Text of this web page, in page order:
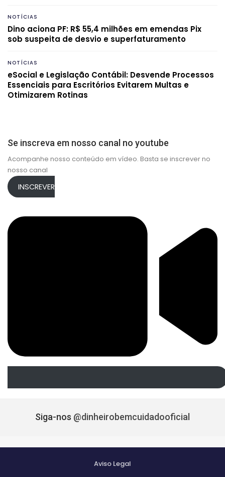
NOTÍCIAS
Dino aciona PF: R$ 55,4 milhões em emendas Pix
sob suspeita de desvio e superfaturamento
NOTÍCIAS
eSocial e Legislação Contábil: Desvende Processos
Essenciais para Escritórios Evitarem Multas e
Otimizarem Rotinas
Se inscreva em nosso canal no youtube
Acompanhe nosso conteúdo em vídeo. Basta se inscrever no
nosso canal
INSCREVER
Siga-nos @dinheirobemcuidadooficial
Aviso Legal